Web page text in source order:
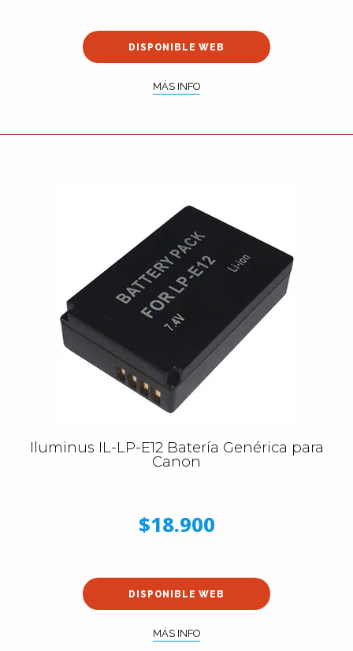
DISPONIBLE WEB
MÁS INFO
Iluminus IL-LP-E12 Batería Genérica para
Canon
$18.900
DISPONIBLE WEB
MÁS INFO